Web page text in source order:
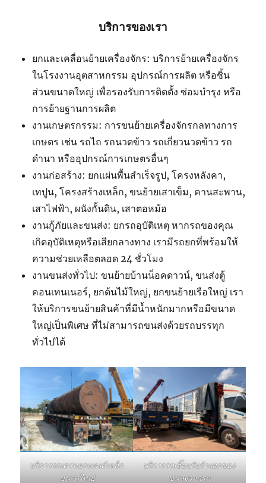
บริการของเรา
ยกและเคลื่อนย้ายเครื่องจักร: บริการย้ายเครื่องจักร
ในโรงงานอุตสาหกรรม อุปกรณ์การผลิต หรือชิ้น
ส่วนขนาดใหญ่ เพื่อรองรับการติดตั้ง ซ่อมบำรุง หรือ
การย้ายฐานการผลิต
งานเกษตรกรรม: การขนย้ายเครื่องจักรกลทางการ
เกษตร เช่น รถไถ รถนวดข้าว รถเกี่ยวนวดข้าว รถ
ดำนา หรืออุปกรณ์การเกษตรอื่นๆ
งานก่อสร้าง: ยกแผ่นพื้นสำเร็จรูป, โครงหลังคา,
เทปูน, โครงสร้างเหล็ก, ขนย้ายเสาเข็ม, คานสะพาน,
เสาไฟฟ้า, ผนังกั้นดิน, เสาตอหม้อ
งานกู้ภัยและขนส่ง: ยกรถอุบัติเหตุ หากรถของคุณ
เกิดอุบัติเหตุหรือเสียกลางทาง เรามีรถยกที่พร้อมให้
ความช่วยเหลือตลอด 24 ชั่วโมง
งานขนส่งทั่วไป: ขนย้ายบ้านน็อคดาวน์, ขนส่งตู้
คอนเทนเนอร์, ยกต้นไม้ใหญ่, ยกขนย้ายเรือใหญ่ เรา
ให้บริการขนย้ายสินค้าที่มีน้ำหนักมากหรือมีขนาด
ใหญ่เป็นพิเศษ ที่ไม่สามารถขนส่งด้วยรถบรรทุก
ทั่วไปได้
บริการรถเครนยกแทงค์เหล็ก
ขนาดใหญ่
บริการรถเฮี๊ยบรับจ้างยกของ
ขนลงจากรถ